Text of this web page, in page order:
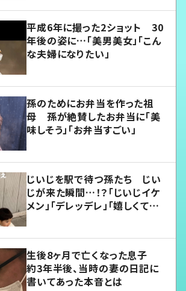
平成6年に撮った2ショット 30
年後の姿に…「美男美女」「こん
な夫婦になりたい」
孫のためにお弁当を作った祖
母 孫が絶賛したお弁当に「美
味しそう」「お弁当すごい」
じいじを駅で待つ孫たち じい
じが来た瞬間…！？「じいじイケ
メン」「デレッデレ」「嬉しくて可
生後8ヶ月で亡くなった息子
約3年半後、当時の妻の日記に
書いてあった本音とは